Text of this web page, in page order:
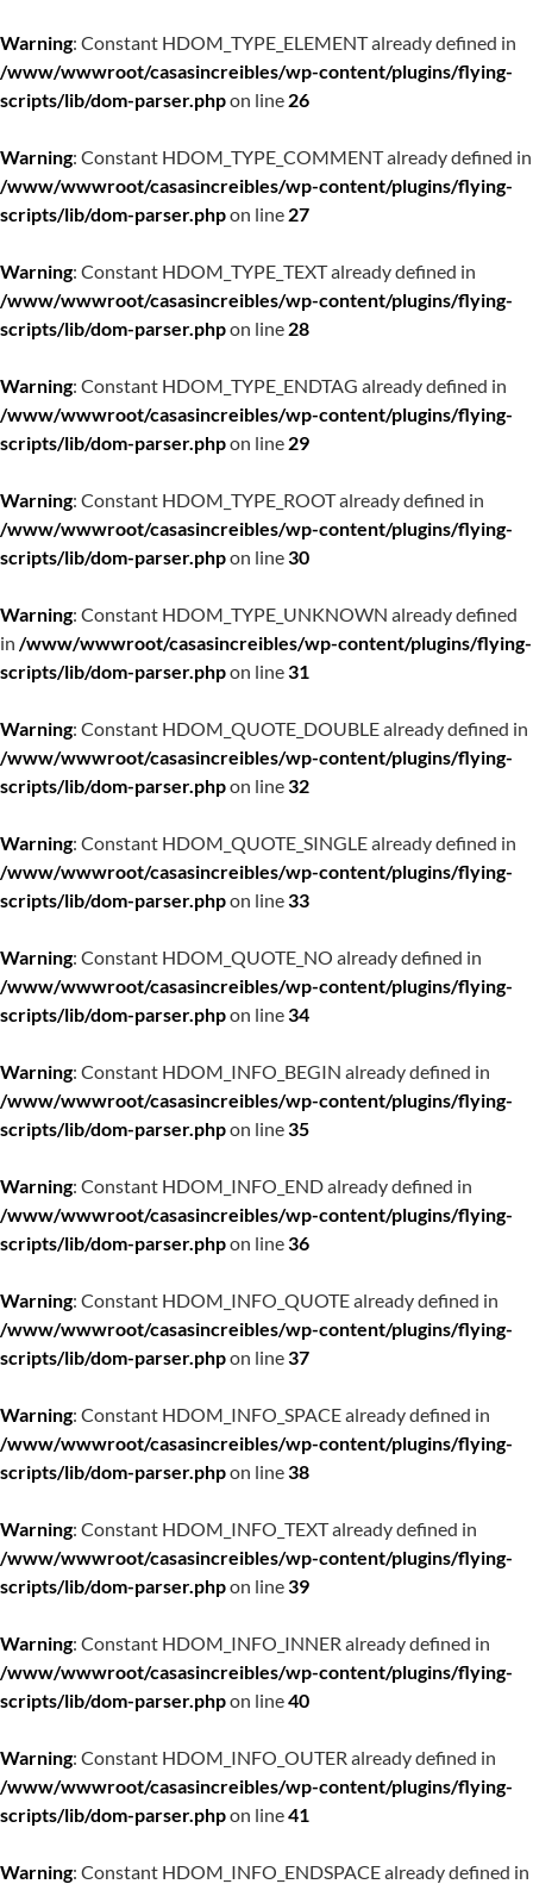
Warning: Constant HDOM_TYPE_ELEMENT already defined in
/www/wwwroot/casasincreibles/wp-content/plugins/flying-
scripts/lib/dom-parser.phpon line 26
Warning: Constant HDOM_TYPE_COMMENT already defined in
/www/wwwroot/casasincreibles/wp-content/plugins/flying-
scripts/lib/dom-parser.phpon line 27
Warning: Constant HDOM_TYPE_TEXT already defined in
/www/wwwroot/casasincreibles/wp-content/plugins/flying-
scripts/lib/dom-parser.phpon line 28
Warning: Constant HDOM_TYPE_ENDTAG already defined in
/www/wwwroot/casasincreibles/wp-content/plugins/flying-
scripts/lib/dom-parser.phpon line 29
Warning: Constant HDOM_TYPE_ROOT already defined in
/www/wwwroot/casasincreibles/wp-content/plugins/flying-
scripts/lib/dom-parser.phpon line30
Warning: Constant HDOM_TYPE_UNKNOWN already defined
in /www/wwwroot/casasincreibles/wp-content/plugins/flying-
scripts/lib/dom-parser.phpon line31
Warning: Constant HDOM_QUOTE_DOUBLE already defined in
/www/wwwroot/casasincreibles/wp-content/plugins/flying-
scripts/lib/dom-parser.phpon line32
Warning: Constant HDOM_QUOTE_SINGLE already defined in
/www/wwwroot/casasincreibles/wp-content/plugins/flying-
scripts/lib/dom-parser.phpon line33
Warning: Constant HDOM_QUOTE_NO already defined in
/www/wwwroot/casasincreibles/wp-content/plugins/flying-
scripts/lib/dom-parser.phpon line34
Warning: Constant HDOM_INFO_BEGIN already defined in
/www/wwwroot/casasincreibles/wp-content/plugins/flying-
scripts/lib/dom-parser.phpon line35
Warning: Constant HDOM_INFO_END already defined in
/www/wwwroot/casasincreibles/wp-content/plugins/flying-
scripts/lib/dom-parser.phpon line36
Warning: Constant HDOM_INFO_QUOTE already defined in
/www/wwwroot/casasincreibles/wp-content/plugins/flying-
scripts/lib/dom-parser.phpon line37
Warning: Constant HDOM_INFO_SPACE already defined in
/www/wwwroot/casasincreibles/wp-content/plugins/flying-
scripts/lib/dom-parser.phpon line38
Warning: Constant HDOM_INFO_TEXT already defined in
/www/wwwroot/casasincreibles/wp-content/plugins/flying-
scripts/lib/dom-parser.phpon line39
Warning: Constant HDOM_INFO_INNER already defined in
/www/wwwroot/casasincreibles/wp-content/plugins/flying-
scripts/lib/dom-parser.phpon line40
Warning: Constant HDOM_INFO_OUTER already defined in
/www/wwwroot/casasincreibles/wp-content/plugins/flying-
scripts/lib/dom-parser.phpon line41
Warning: Constant HDOM_INFO_ENDSPACE already defined in